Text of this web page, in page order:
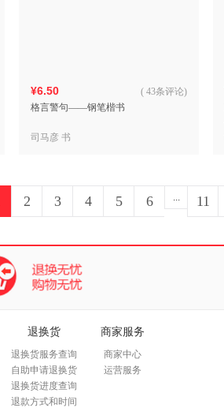
¥6.50
格言警句——钢笔楷书
( 43条评论)
司马彦 书
2 3 4 5 6 ... 11
退换货
退换货服务查询
自助申请退换货
退换货进度查询
退款方式和时间
商家服务
商家中心
运营服务